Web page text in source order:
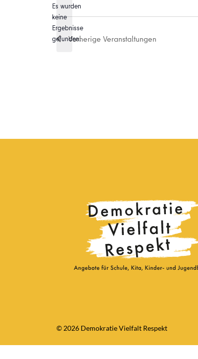
Hinweis
Es wurden
keine
Ergebnisse
gefunden.Vorherige Veranstaltungen
© 2026 Demokratie Vielfalt Respekt